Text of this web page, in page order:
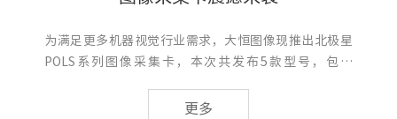
为满足更多机器视觉行业需求，大恒图像现推出北极星
POLS系列图像采集卡，本次共发布5款型号，包含
更多